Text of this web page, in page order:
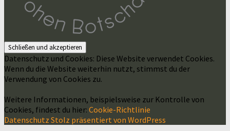
Datenschutz und Cookies: Diese Website verwendet Cookies.
Wenn du die Website weiterhin nutzt, stimmst du der
Verwendung von Cookies zu.
Weitere Informationen, beispielsweise zur Kontrolle von
Cookies, findest du hier: Cookie-Richtlinie
Datenschutz Stolz präsentiert von WordPress